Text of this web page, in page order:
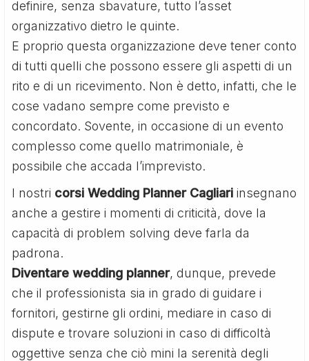
definire, senza sbavature, tutto l’asset
organizzativo dietro le quinte.
E proprio questa organizzazione deve tener conto
di tutti quelli che possono essere gli aspetti di un
rito e di un ricevimento. Non è detto, infatti, che le
cose vadano sempre come previsto e
concordato. Sovente, in occasione di un evento
complesso come quello matrimoniale, è
possibile che accada l’imprevisto.
I nostri corsi Wedding Planner Cagliari insegnano
anche a gestire i momenti di criticità, dove la
capacità di problem solving deve farla da
padrona.
Diventare wedding planner, dunque, prevede
che il professionista sia in grado di guidare i
fornitori, gestirne gli ordini, mediare in caso di
dispute e trovare soluzioni in caso di difficoltà
oggettive senza che ciò mini la serenità degli